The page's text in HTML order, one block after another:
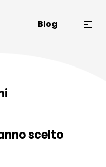
Blog
scelto